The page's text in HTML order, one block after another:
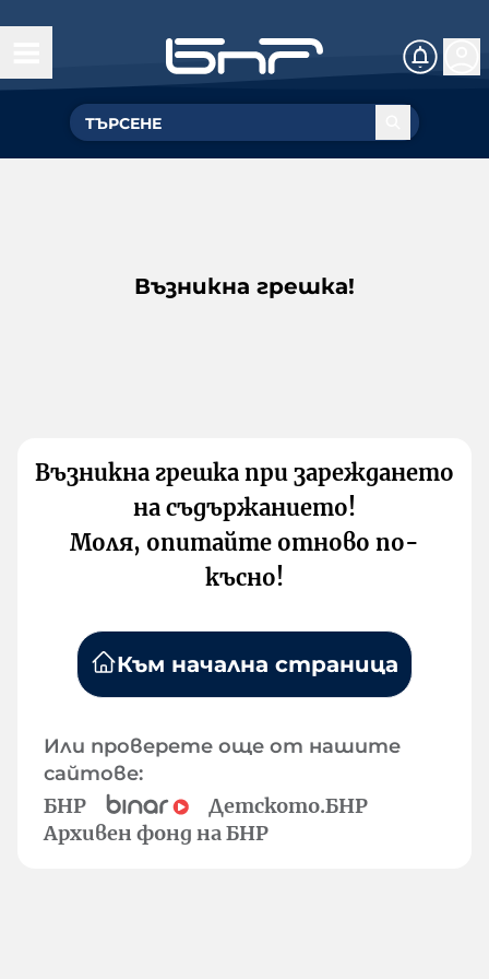
Възникна грешка!
Възникна грешка при зареждането
на съдържанието!
Моля, опитайте отново по-
късно!
Към начална страница
Или проверете още от нашите
сайтове:
БНР
Детското.БНР
Архивен фонд на БНР